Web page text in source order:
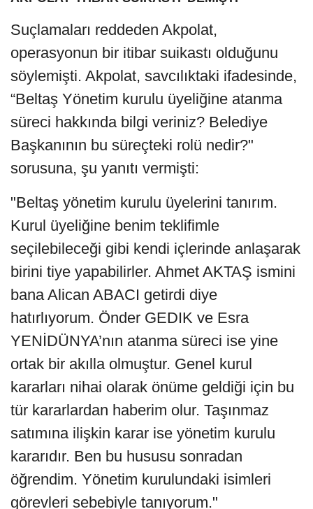
Suçlamaları reddeden Akpolat,
operasyonun bir itibar suikastı olduğunu
söylemişti. Akpolat, savcılıktaki ifadesinde,
“Beltaş Yönetim kurulu üyeliğine atanma
süreci hakkında bilgi veriniz? Belediye
Başkanının bu süreçteki rolü nedir?"
sorusuna, şu yanıtı vermişti:
"Beltaş yönetim kurulu üyelerini tanırım.
Kurul üyeliğine benim teklifimle
seçilebileceği gibi kendi içlerinde anlaşarak
birini tiye yapabilirler. Ahmet AKTAŞ ismini
bana Alican ABACI getirdi diye
hatırlıyorum. Önder GEDIK ve Esra
YENİDÜNYA’nın atanma süreci ise yine
ortak bir akılla olmuştur. Genel kurul
kararları nihai olarak önüme geldiği için bu
tür kararlardan haberim olur. Taşınmaz
satımına ilişkin karar ise yönetim kurulu
kararıdır. Ben bu hususu sonradan
öğrendim. Yönetim kurulundaki isimleri
görevleri sebebiyle tanıyorum."